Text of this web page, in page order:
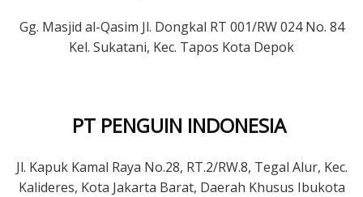
Gg. Masjid al-Qasim Jl. Dongkal RT 001/RW 024 No. 84
Kel. Sukatani, Kec. Tapos Kota Depok
PT PENGUIN INDONESIA
Jl. Kapuk Kamal Raya No.28, RT.2/RW.8, Tegal Alur, Kec.
Kalideres, Kota Jakarta Barat, Daerah Khusus Ibukota